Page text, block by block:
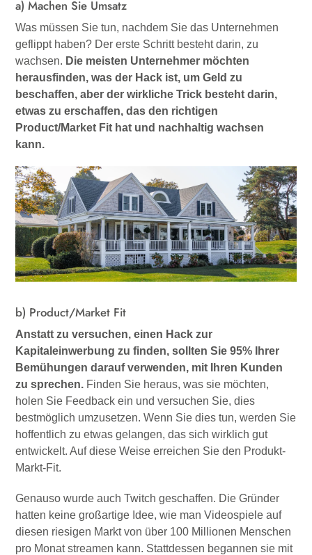
a) Machen Sie Umsatz
Was müssen Sie tun, nachdem Sie das Unternehmen
geflippt haben? Der erste Schritt besteht darin, zu
wachsen. Die meisten Unternehmer möchten
herausfinden, was der Hack ist, um Geld zu
beschaffen, aber der wirkliche Trick besteht darin,
etwas zu erschaffen, das den richtigen
Product/Market Fit hat und nachhaltig wachsen
kann.
b) Product/Market Fit
Anstatt zu versuchen, einen Hack zur
Kapitaleinwerbung zu finden, sollten Sie 95% Ihrer
Bemühungen darauf verwenden, mit Ihren Kunden
zu sprechen. Finden Sie heraus, was sie möchten,
holen Sie Feedback ein und versuchen Sie, dies
bestmöglich umzusetzen. Wenn Sie dies tun, werden Sie
hoffentlich zu etwas gelangen, das sich wirklich gut
entwickelt. Auf diese Weise erreichen Sie den Produkt-
Markt-Fit.
Genauso wurde auch Twitch geschaffen. Die Gründer
hatten keine großartige Idee, wie man Videospiele auf
diesen riesigen Markt von über 100 Millionen Menschen
pro Monat streamen kann. Stattdessen begannen sie mit